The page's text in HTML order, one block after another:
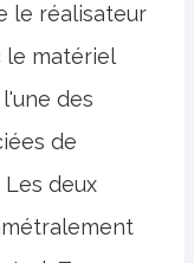
le réalisateur
le matériel
des
de
deux